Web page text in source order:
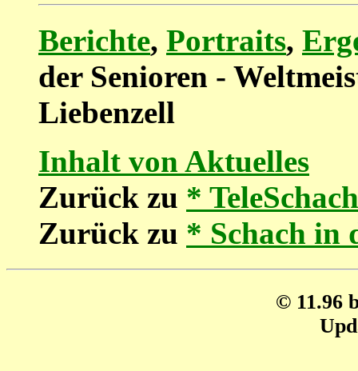
Berichte, Portraits,
der Senioren -
Liebenzell
Inhalt von Aktuelles
Zurück zu *
Zurück zu * Schach in
© 11.96